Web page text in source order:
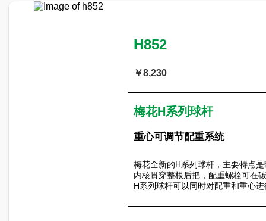
H852
￥8,230
梅花H系列球杆
重心可调节配重系统
梅花全新的H系列球杆，主要特点
内核贯穿整根后把，配重螺栓可在
H系列球杆可以同时对配重和重心